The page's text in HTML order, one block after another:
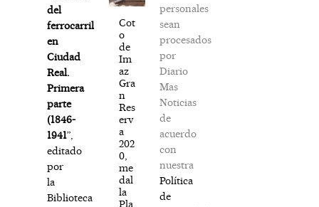
del
ferrocarril
en
Ciudad
Real.
Primera
parte
(1846-
1941”,
editado
por
la
Biblioteca
Cot
o
de
Im
az
Gra
n
Res
erv
a
202
0,
me
dal
la
Pla
personales
sean
procesados
por
Diario
Mas
Noticias
de
acuerdo
con
nuestra
Política
de